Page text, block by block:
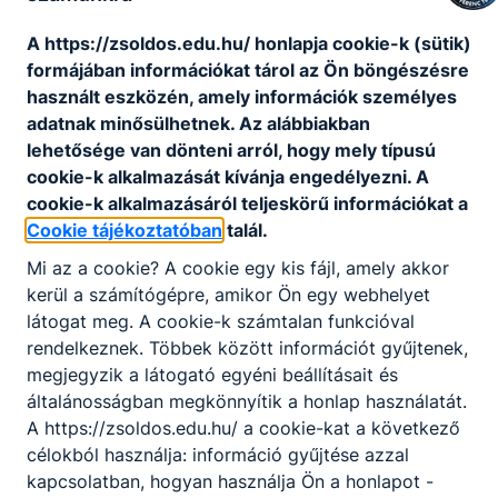
kisskaroly​
@zsoldosf.hu
06-63/562-335
Osztályfőnök:
-
Fogadó óra:
A hét: Hétfő 6. óra B
hét: Hétfő 6. óra
Konkoly Tünde
oktató
Matematika,
informatika
konkoly​@zsoldosf.hu
06-63/562-335
Osztályfőnök:
A https://zsoldos.edu.hu/ honlapja cookie-k (sütik)
formájában információkat tárol az Ön böngészésre
használt eszközén, amely információk személyes
adatnak minősülhetnek. Az alábbiakban
lehetősége van dönteni arról, hogy mely típusú
cookie-k alkalmazását kívánja engedélyezni. A
cookie-k alkalmazásáról teljeskörű információkat a
Cookie tájékoztatóban talál.
Mi az a cookie? A cookie egy kis fájl, amely akkor
kerül a számítógépre, amikor Ön egy webhelyet
látogat meg. A cookie-k számtalan funkcióval
rendelkeznek. Többek között információt gyűjtenek,
megjegyzik a látogató egyéni beállításait és
általánosságban megkönnyítik a honlap használatát.
A https://zsoldos.edu.hu/ a cookie-kat a következő
célokból használja: információ gyűjtése azzal
kapcsolatban, hogyan használja Ön a honlapot -